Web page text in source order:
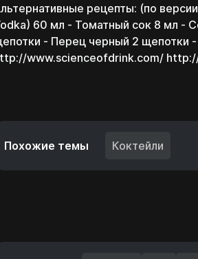
рецепты: (по
60 мл - Томатный сок 8 мл -
- Перец черный 2 щепотки
www.scienceofdrink.com/
Похожие темы Коктейли